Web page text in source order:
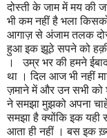
दोस्ती के जाम में मय की
भी कम नहीं है भला
आगाज़ से अंजाम तलक
हुआ इक झूठे सपने को
। उम्र भर की हमने
था । दिल आज भी नहीं
ज़माने में और उन सभी को
ने समझा मुझको अपना
समझा है क्योंकि इक यही
आता ही नहीं । बस इक